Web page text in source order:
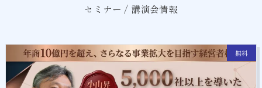
セミナー / 講演会情報
無料